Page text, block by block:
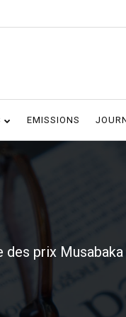
EMISSIONS
des prix